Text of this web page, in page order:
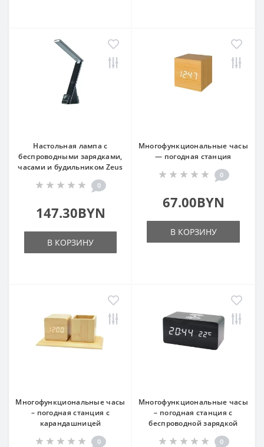
Настольная лампа с
беспроводными зарядками,
часами и будильником Zeus
0
147.30BYN
В КОРЗИНУ
Многофункциональные часы
— погодная станция
0
67.00BYN
В КОРЗИНУ
Многофункциональные часы
– погодная станция с
карандашницей
0
Многофункциональные часы
– погодная станция с
беспроводной зарядкой
0